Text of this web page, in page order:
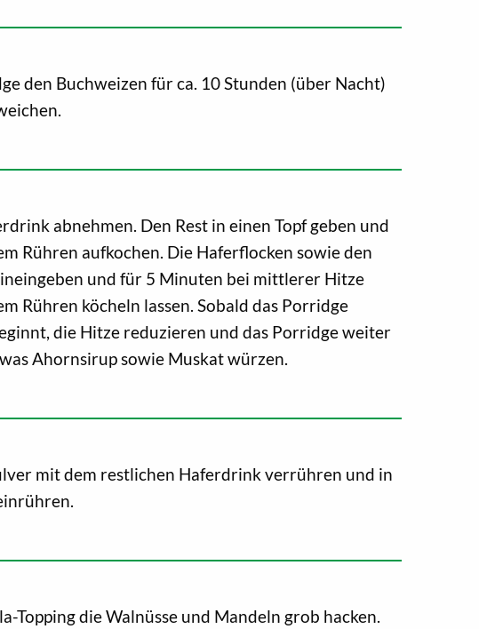
den Buchweizen für ca. 10 Stunden (über Nacht)
abnehmen. Den Rest in einen Topf geben und
Rühren aufkochen. Die Haferflocken sowie den
und für 5 Minuten bei mittlerer Hitze
Rühren köcheln lassen. Sobald das Porridge
die Hitze reduzieren und das Porridge weiter
Ahornsirup sowie Muskat würzen.
mit dem restlichen Haferdrink verrühren und in
Topping die Walnüsse und Mandeln grob hacken.